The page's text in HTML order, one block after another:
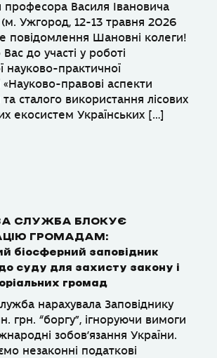
Василя Івановича
Ужгород, 12-13 травня 2026
повідомлення Шановні колеги!
до участі у роботі
науково-практичної
«Науково-правові аспекти
сталого використання лісових
екосистем Українських […]
СЛУЖБА БЛОКУЄ
ГРОМАДАМ:
біосферний заповідник
суду для захисту закону і
громад
нарахувала Заповіднику
грн. “боргу”, ігноруючи вимоги
зобов’язання України.
незаконні податкові